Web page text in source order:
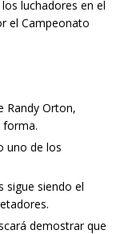
luchadores en el
el Campeonato
Randy Orton,
forma.
uno de los
sigue siendo el
demostrar que